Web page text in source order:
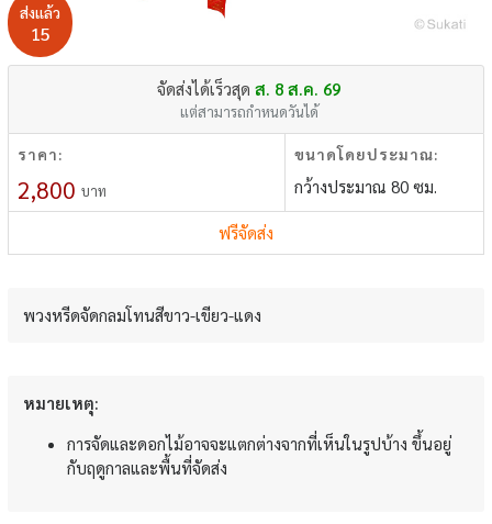
ส่งแล้ว
15
จัดส่งได้เร็วสุด ส. 8 ส.ค. 69
แต่สามารถกำหนดวันได้
ราคา:
2,800 บาท
ขนาดโดยประมาณ:
กว้างประมาณ 80 ซม.
ฟรีจัดส่ง
พวงหรีดจัดกลมโทนสีขาว-เขียว-แดง
หมายเหตุ:
การจัดและดอกไม้อาจจะแตกต่างจากที่เห็นในรูปบ้าง ขึ้นอยู่
กับฤดูกาลและพื้นที่จัดส่ง